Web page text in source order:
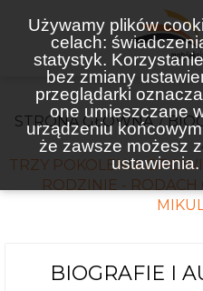
Używamy plików
celach:
statystyk.
bez zmiany
przeglądarki
one umieszczane
urządzeniu
że zawsze możesz
ustawienia.
STRONA GŁÓWNA
TRZY POKOLENIA
RODZINIE -
BIOGRAFIE I